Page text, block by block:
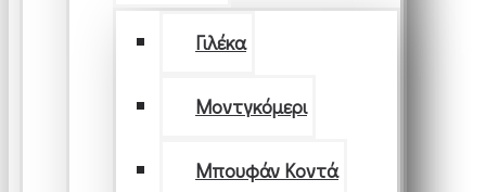
Γιλέκα
Μοντγκόμερι
Μπουφάν Κοντά